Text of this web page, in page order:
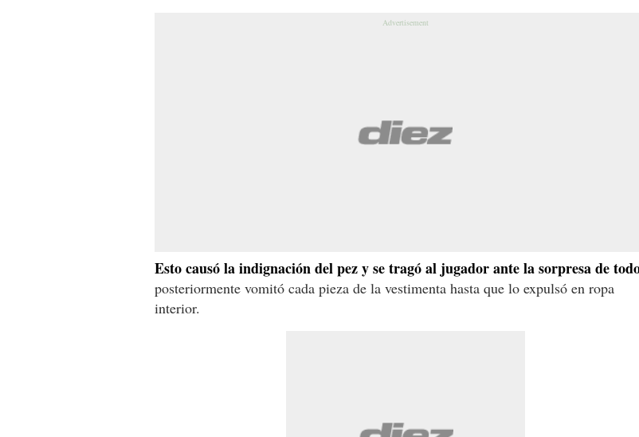
Esto causó la indignación del pez y se tragó al jugador ante la sorpresa de
posteriormente vomitó cada pieza de la vestimenta hasta que lo expulsó en ropa
interior.